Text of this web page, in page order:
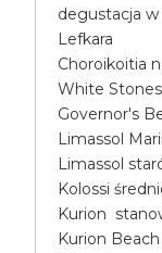
degustacja w
Lefkara
Choroikoitia
White
Governor's
Limassol
Limassol
Kolossi
Kurion
Kurion Beach